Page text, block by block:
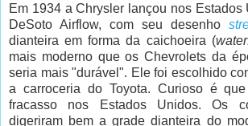
Em 1934 a Chrysler lançou nos Estados
DeSoto Airflow, com seu desenho
dianteira em forma da caichoeira (
mais moderno que os Chevrolets da
seria mais "durável". Ele foi escolhido
a carroceria do Toyota. Curioso é
fracasso nos Estados Unidos. Os
digeriram bem a grade dianteira do